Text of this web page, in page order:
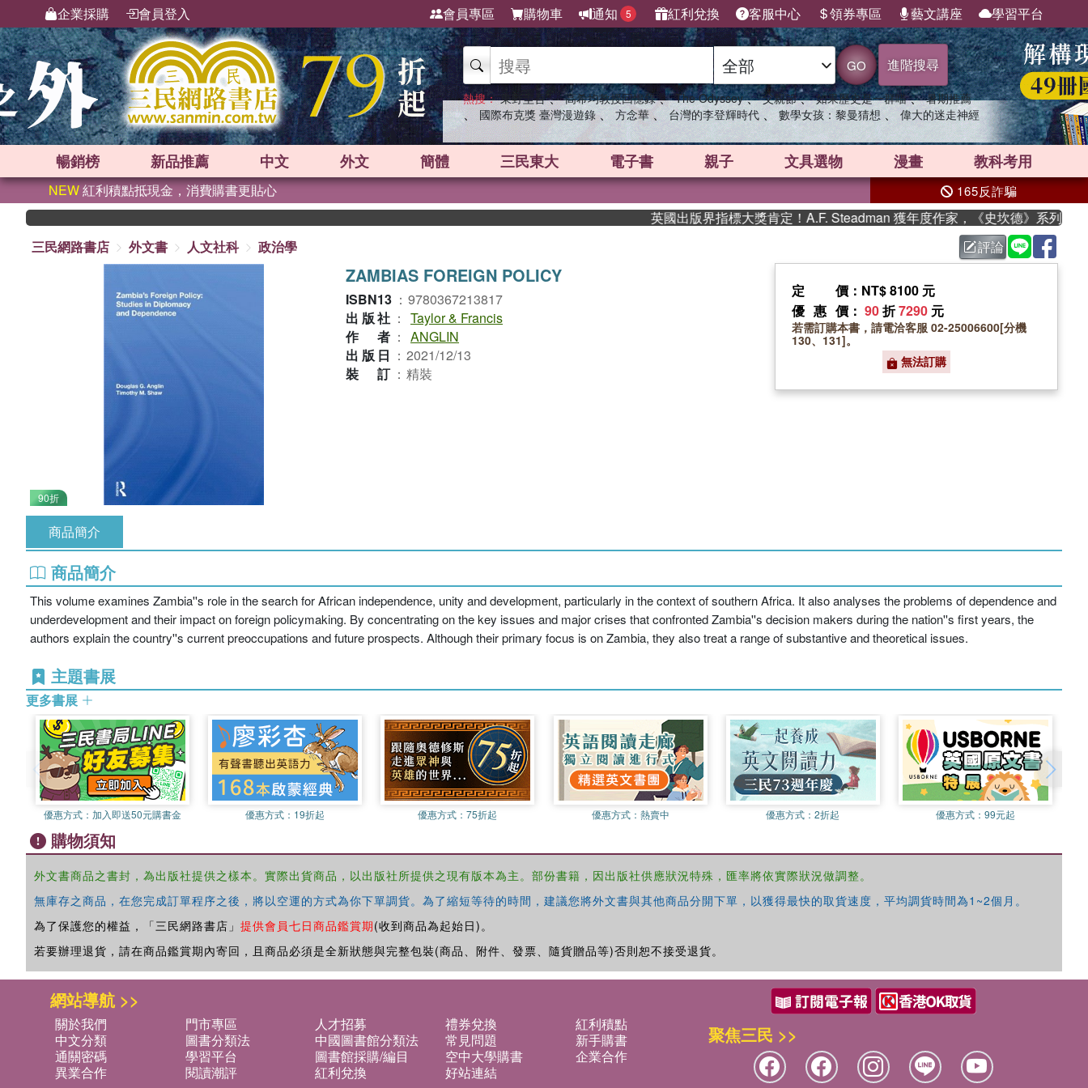
企業採購 會員登入 會員專區 購物車 通知 5 紅利兌換 客服中心 領券專區 藝文講座 學習平台
GO 進階搜尋
熱搜： 東野圭吾 、 高希均教授回憶錄 、 The Odyssey 、 父親節 、 如果歷史是一群喵 、 暑期推薦
、 國際布克獎 臺灣漫遊錄 、 方念華 、 台灣的李登輝時代 、 數學女孩：黎曼猜想 、 偉大的迷走神經
暢銷榜 新品推薦 中文 外文 簡體 三民東大 電子書 親子 文具選物 漫畫 教科考用
NEW紅利積點抵現金，消費購書更貼心 165反詐騙
英國出版界指標大獎肯定！A.F. Steadman 獲年度作家，《史坎德》系列帶你踏
三民網路書店
外文書 人文社科 政治學 評論
90折
ZAMBIAS FOREIGN POLICY
ISBN13 ： 9780367213817
出版社 ： Taylor & Francis
作者 ： ANGLIN
出版日 ： 2021/12/13
裝訂 ： 精裝
定價 ：NT$ 8100 元
優惠價 ： 90折7290 元
若需訂購本書，請電洽客服 02-25006600[分機
130、131]。
無法訂購
商品簡介
商品簡介
This volume examines Zambia''s role in the search for African independence, unity and development, particularly in the context of southern Africa. It also analyses the problems of dependence and
underdevelopment and their impact on foreign policymaking. By concentrating on the key issues and major crises that confronted Zambia''s decision makers during the nation''s first years, the
authors explain the country''s current preoccupations and future prospects. Although their primary focus is on Zambia, they also treat a range of substantive and theoretical issues.
主題書展
更多書展
優惠方式： 加入即送50元購書金 優惠方式： 19折起 優惠方式：75折起 優惠方式： 熱賣中 優惠方式：2折起 優惠方式：99元起
購物須知
外文書商品之書封，為出版社提供之樣本。實際出貨商品，以出版社所提供之現有版本為主。部份書籍，因出版社供應狀況特殊，匯率將依實際狀況做調整。
無庫存之商品，在您完成訂單程序之後，將以空運的方式為你下單調貨。為了縮短等待的時間，建議您將外文書與其他商品分開下單，以獲得最快的取貨速度，平均調貨時間為1~2個月。
為了保護您的權益，「三民網路書店」 提供會員七日商品鑑賞期(收到商品為起始日)。
若要辦理退貨，請在商品鑑賞期內寄回，且商品必須是全新狀態與完整包裝(商品、附件、發票、隨貨贈品等)否則恕不接受退貨。
網站導航 >>
關於我們 門市專區 人才招募 禮券兌換
紅利積點
中文分類
圖書分類法 中國圖書館分類法 常見問題
新手購書
通關密碼
學習平台 圖書館採購/編目 空中大學購書
企業合作
異業合作
閱讀潮評 紅利兌換 好站連結
聚焦三民 >>